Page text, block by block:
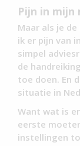
Pijn in mijn
Maar als je
ik er pijn van
simpel
de
toe doen. En
situatie in
Want wat is
eerste
instellingen